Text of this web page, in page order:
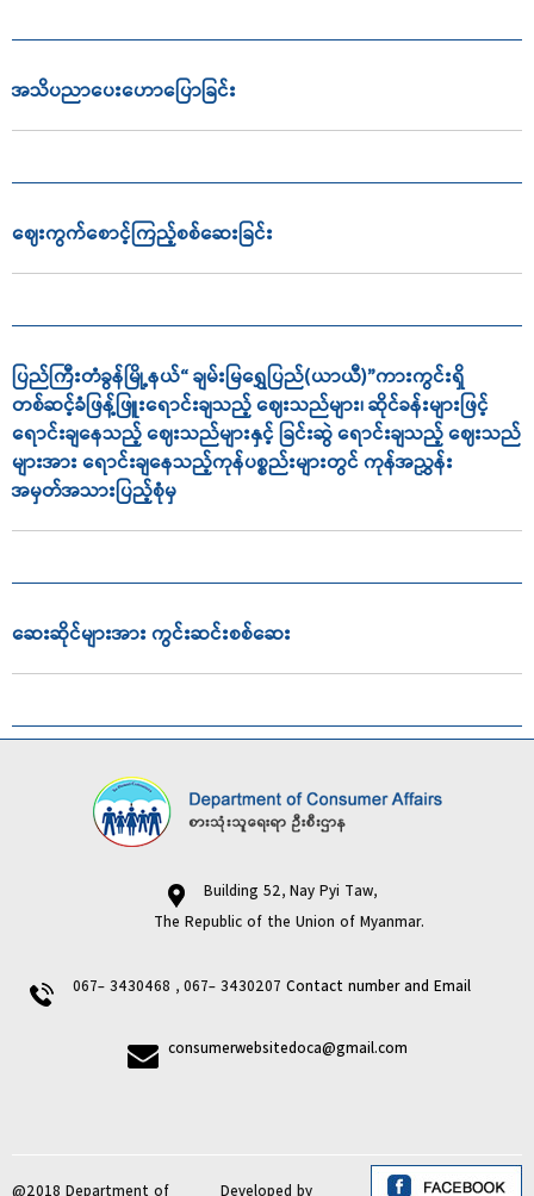
အသိပညာ‌ပေး‌ဟောပြောခြင်း
ဈေးကွက်စောင့်ကြည့်စစ်ဆေးခြင်း
ပြည်ကြီးတံခွန်မြို့နယ်“ ချမ်းမြရွှေပြည်(ယာယီ)”ကားကွင်းရှိ
တစ်ဆင့်ခံဖြန့်ဖြူးရောင်းချသည့် ဈေးသည်များ၊ ဆိုင်ခန်းများဖြင့်
ရောင်းချနေသည့် ဈေးသည်များနှင့် ခြင်းဆွဲ ရောင်းချသည့် ဈေးသည်
များအား ရောင်းချနေသည့်ကုန်ပစ္စည်းများတွင် ကုန်အညွှန်း
အမှတ်အသားပြည့်စုံမှ
ဆေးဆိုင်များအား ကွင်းဆင်းစစ်ဆေး
Building 52, Nay Pyi Taw,
The Republic of the Union of Myanmar.
067- 3430468 , 067- 3430207 Contact number and Email
consumerwebsitedoca@gmail.com